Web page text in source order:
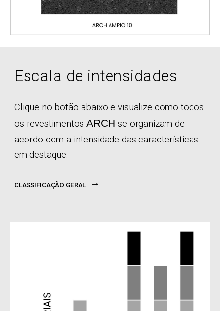
Escala de intensidades
Clique no botão abaixo e visualize como todos
os revestimentosARCH se organizam de
acordo com a intensidade das características
em destaque.
CLASSIFICAÇÃO GERAL ⭢